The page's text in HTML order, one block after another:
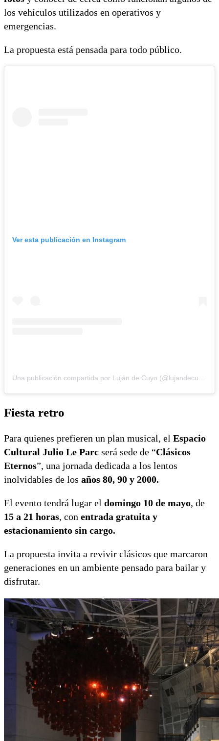
los vehículos utilizados en operativos y
emergencias.
La propuesta está pensada para todo público.
Ver esta publicación en Instagram
Una publicación compartida por Luján de Cuyo (@lujandecuyomza)
Fiesta retro
Para quienes prefieren un plan musical, el Espacio
Cultural Julio Le Parc será sede de “Clásicos
Eternos”, una jornada dedicada a los lentos
inolvidables de los años 80, 90 y 2000.
El evento tendrá lugar el domingo 10 de mayo, de
15 a 21 horas, con entrada gratuita y
estacionamiento sin cargo.
La propuesta invita a revivir clásicos que marcaron
generaciones en un ambiente pensado para bailar y
disfrutar.